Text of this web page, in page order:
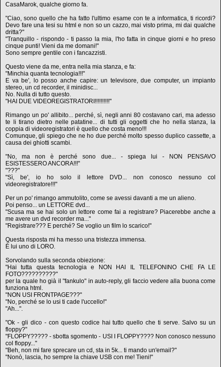
CasaMarok, qualche giorno fa.
"Ciao, sono quello che ha fatto l'ultimo esame con te a informatica, ti ricordi?
Devo fare una tesi su html e non so un cazzo, mai visto prima, mi dai qualche
dritta?"
"Tranquillo - rispondo - ti passo la mia, l'ho fatta in cinque giorni e ho preso
cinque punti! Vieni da me domani!"
Sono sempre gentile con i fancazzisti.
Questo viene da me, entra nella mia stanza, e fa:
"Minchia quanta tecnologia!!!"
E va be', lo posso anche capire: un televisore, due computer, un impianto
stereo, un cd recorder, il minidisc...
No. Nulla di tutto questo.
"HAI DUE VIDEOREGISTRATORI!!!!!!!!!!"
Rimango un po' allibito... perché, sì, negli anni 80 costavano cari, ma adesso
te li tirano dietro nelle patatine... di tutti gli oggetti che ho nella stanza, la
coppia di videoregistratori è quello che costa meno!!!
Comunque, gli spiego che ne ho due perché molto spesso duplico cassette, a
causa dei ghiotti scambi.
"No, ma non è perché sono due... - spiega lui - NON PENSAVO
ESISTESSERO ANCORA!!!"
"???"
"Sì, be', io ho solo il lettore DVD... non conosco nessuno col
videoregistratore!!!"
Per un po' rimango ammutolito, come se avessi davanti a me un alieno.
Poi penso... un LETTORE dvd...
"Scusa ma se hai solo un lettore come fai a registrare? Piacerebbe anche a
me avere un dvd recorder ma..."
"Registrare??? E perché? Se voglio un film lo scarico!"
Questa risposta mi ha messo una tristezza immensa.
È lui uno di LORO.
Sorvolando sulla seconda obiezione:
"Hai tutta questa tecnologia e NON HAI IL TELEFONINO CHE FA LE
FOTO??????????"
per la quale ho già il "fankulo" in auto-reply, gli faccio vedere alla buona come
funziona html.
"NON USI FRONTPAGE???"
"No, perché se lo usi ti cade l'uccello!"
"Ah...".
"Ok - gli dico - con questo codice hai tutto quello che ti serve. Salvo su un
floppy?"
"FLOPPY????? - sbotta sgomento - USI I FLOPPY???? Non conosco nessuno
col floppy..."
"Beh, non mi fare sprecare un cd, sta in 5k... ti mando un'email?"
"Nonò, lascia, ho sempre la chiave USB con me! Tieni!"